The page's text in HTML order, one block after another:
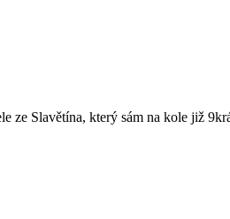
ze Slavětína, který sám na kole již